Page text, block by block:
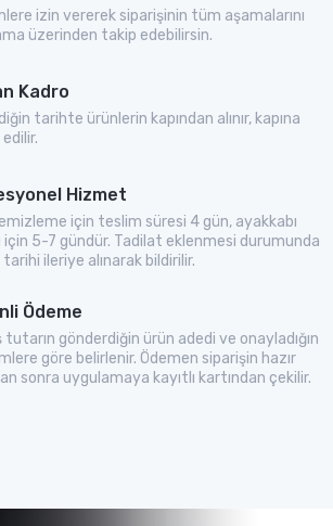
izin vererek siparişinin tüm aşamalarını
üzerinden takip edebilirsin.
Kadro
tarihte ürünlerin kapından alınır, kapına
Hizmet
için teslim süresi 4 gün, ayakkabı
için 5-7 gündür. Tadilat eklenmesi durumunda
ileriye alınarak bildirilir.
Ödeme
tutarın gönderdiğin ürün adedi ve onayladığın
göre belirlenir. Ödemen siparişin hazır
sonra uygulamaya kayıtlı kartından çekilir.